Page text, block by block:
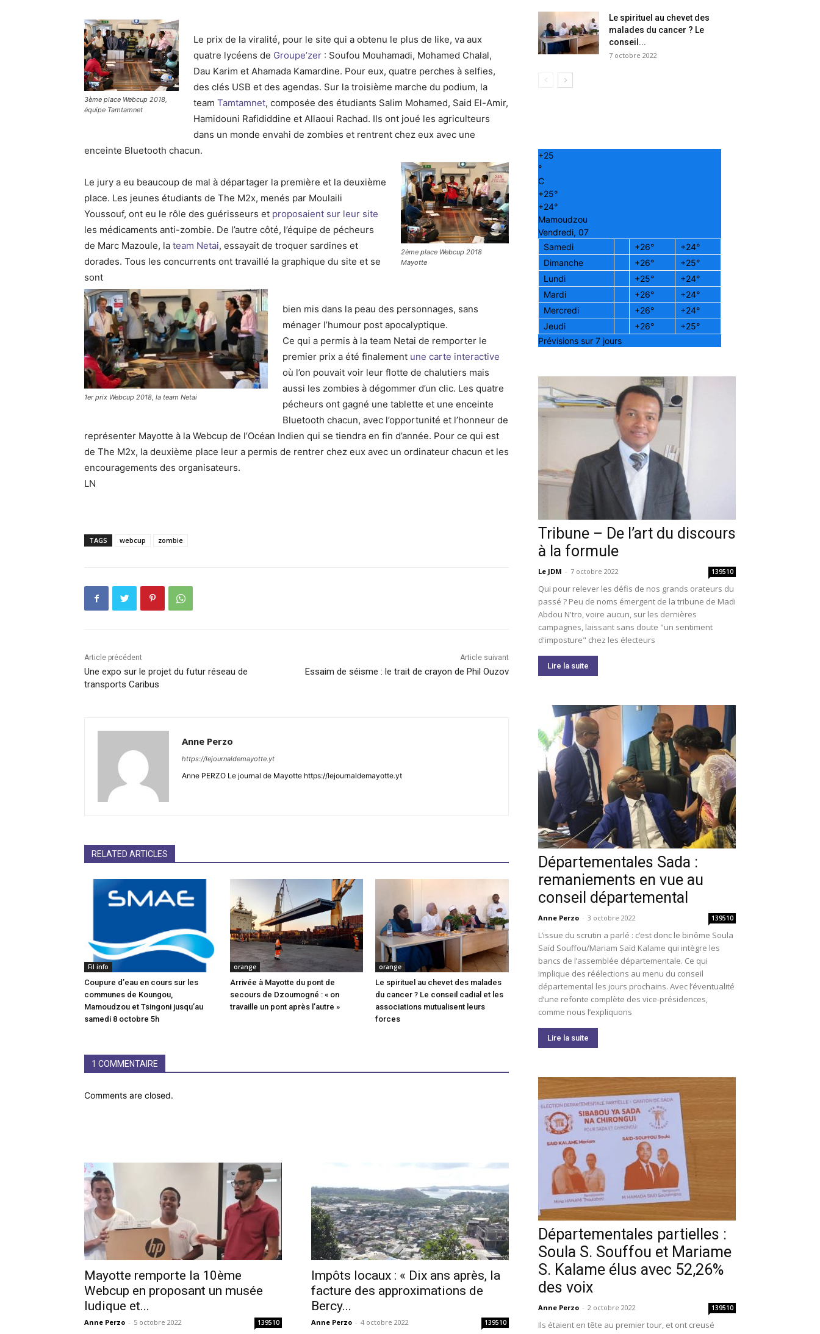
3ème place Webcup 2018,
équipe Tamtamnet
Le prix de la viralité, pour le site qui a obtenu le plus de like, va aux
quatre lycéens de Groupe’zer : Soufou Mouhamadi, Mohamed Chalal,
Dau Karim et Ahamada Kamardine. Pour eux, quatre perches à selfies,
des clés USB et des agendas. Sur la troisième marche du podium, la
team Tamtamnet, composée des étudiants Salim Mohamed, Said El-Amir,
Hamidouni Rafididdine et Allaoui Rachad. Ils ont joué les agriculteurs
dans un monde envahi de zombies et rentrent chez eux avec une
enceinte Bluetooth chacun.
2ème place Webcup 2018
Mayotte
Le jury a eu beaucoup de mal à départager la première et la deuxième
place. Les jeunes étudiants de The M2x, menés par Moulaili
Youssouf, ont eu le rôle des guérisseurs et proposaient sur leur site
les médicaments anti-zombie. De l’autre côté, l’équipe de pécheurs
de Marc Mazoule, la team Netai, essayait de troquer sardines et
dorades. Tous les concurrents ont travaillé la graphique du site et se
sont
1er prix Webcup 2018, la team Netai
bien mis dans la peau des personnages, sans
ménager l’humour post apocalyptique.
Ce qui a permis à la team Netai de remporter le
premier prix a été finalement une carte interactive
où l’on pouvait voir leur flotte de chalutiers mais
aussi les zombies à dégommer d’un clic. Les quatre
pécheurs ont gagné une tablette et une enceinte
Bluetooth chacun, avec l’opportunité et l’honneur de
représenter Mayotte à la Webcup de l’Océan Indien qui se tiendra en fin d’année. Pour ce qui est
de The M2x, la deuxième place leur a permis de rentrer chez eux avec un ordinateur chacun et les
encouragements des organisateurs.
LN
TAGS webcup zombie
Article précédent
Une expo sur le projet du futur réseau de
transports Caribus
Article suivant
Essaim de séisme : le trait de crayon de Phil Ouzov
Anne Perzo
https://lejournaldemayotte.yt
Anne PERZO Le journal de Mayotte https://lejournaldemayotte.yt
RELATED ARTICLES
Fil info
Coupure d’eau en cours sur les
communes de Koungou,
Mamoudzou et Tsingoni jusqu’au
samedi 8 octobre 5h
orange
Arrivée à Mayotte du pont de
secours de Dzoumogné : « on
travaille un pont après l’autre »
orange
Le spirituel au chevet des malades
du cancer ? Le conseil cadial et les
associations mutualisent leurs
forces
1 COMMENTAIRE
Comments are closed.
Mayotte remporte la 10ème
Webcup en proposant un musée
ludique et...
Anne Perzo - 5 octobre 2022 139510
Impôts locaux : « Dix ans après, la
facture des approximations de
Bercy...
Anne Perzo - 4 octobre 2022 139510
Le spirituel au chevet des
malades du cancer ? Le
conseil...
7 octobre 2022
+25
°
C
+25°
+24°
Mamoudzou
Vendredi, 07
Samedi
+26° +24°
Dimanche
+26° +25°
Lundi
+25° +24°
Mardi
+26° +24°
Mercredi
+26° +24°
Jeudi
+26° +25°
Prévisions sur 7 jours
Tribune – De l’art du discours
à la formule
Le JDM - 7 octobre 2022 139510
Qui pour relever les défis de nos grands orateurs du
passé ? Peu de noms émergent de la tribune de Madi
Abdou N'tro, voire aucun, sur les dernières
campagnes, laissant sans doute "un sentiment
d'imposture" chez les électeurs
Lire la suite
Départementales Sada :
remaniements en vue au
conseil départemental
Anne Perzo - 3 octobre 2022 139510
L’issue du scrutin a parlé : c’est donc le binôme Soula
Saïd Souffou/Mariam Saïd Kalame qui intègre les
bancs de l’assemblée départementale. Ce qui
implique des réélections au menu du conseil
départemental les jours prochains. Avec l’éventualité
d’une refonte complète des vice-présidences,
comme nous l’expliquons
Lire la suite
Départementales partielles :
Soula S. Souffou et Mariame
S. Kalame élus avec 52,26%
des voix
Anne Perzo - 2 octobre 2022 139510
Ils étaient en tête au premier tour, et ont creusé